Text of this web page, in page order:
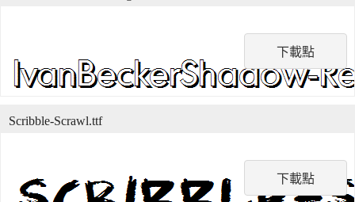
下載點
下載點
Scribble-Scrawl.ttf